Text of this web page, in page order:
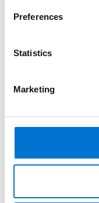
Preferences
Statistics
Marketing